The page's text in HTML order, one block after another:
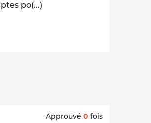
po(...)
Approuvé 0 fois